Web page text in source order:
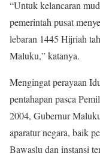
“Untuk kelancaran
pemerintah pusat
lebaran 1445 Hijriah
Maluku,” katanya.
Mengingat perayaan
pentahapan pasca
2004, Gubernur
aparatur negara, baik
Bawaslu dan instansi